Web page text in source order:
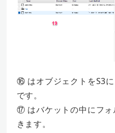
⑯ はオブジェクトをS3
です。
⑰ はバケットの中にフ
きます。